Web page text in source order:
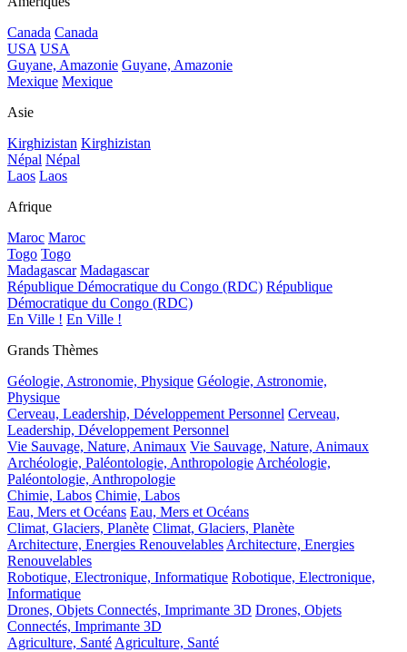
Canada Canada
USA USA
Guyane, Amazonie Guyane, Amazonie
Mexique Mexique
Asie
Kirghizistan Kirghizistan
Népal Népal
Laos Laos
Afrique
Maroc Maroc
Togo Togo
Madagascar Madagascar
République Démocratique du Congo (RDC) République
Démocratique du Congo (RDC)
En Ville ! En Ville !
Grands Thèmes
Géologie, Astronomie, Physique Géologie, Astronomie,
Physique
Cerveau, Leadership, Développement Personnel Cerveau,
Leadership, Développement Personnel
Vie Sauvage, Nature, Animaux Vie Sauvage, Nature, Animaux
Archéologie, Paléontologie, AnthropologieArchéologie,
Paléontologie, Anthropologie
Chimie, Labos Chimie, Labos
Eau, Mers et Océans Eau, Mers et Océans
Climat, Glaciers, Planète Climat, Glaciers, Planète
Architecture, Energies RenouvelablesArchitecture, Energies
Renouvelables
Robotique, Electronique, Informatique Robotique, Electronique,
Informatique
Drones, Objets Connectés, Imprimante 3D Drones, Objets
Connectés, Imprimante 3D
Agriculture, SantéAgriculture, Santé